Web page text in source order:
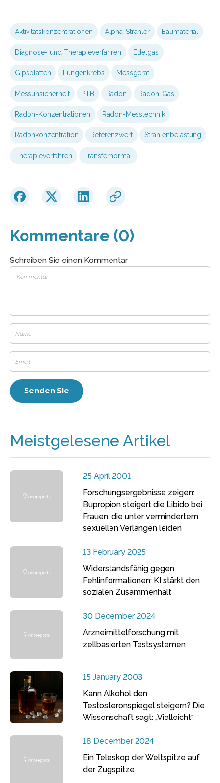
Aktivitätskonzentrationen Alpha-Strahler Baumaterial
Diagnose- und Therapieverfahren Edelgas
Gipsplatten Lungenkrebs Messgerät
Messunsicherheit PTB Radon Radon-Gas
Radon-Konzentrationen Radon-Messtechnik
Radonkonzentration Referenzwert Strahlenbelastung
Therapieverfahren Transfernormal
Kommentare (0)
Schreiben Sie einen Kommentar
Meistgelesene Artikel
25 April 2001
Forschungsergebnisse zeigen:
Bupropion steigert die Libido bei
Frauen, die unter vermindertem
sexuellen Verlangen leiden
13 February 2025
Widerstandsfähig gegen
Fehlinformationen: KI stärkt den
sozialen Zusammenhalt
30 December 2024
Arzneimittelforschung mit
zellbasierten Testsystemen
15 January 2003
Kann Alkohol den
Testosteronspiegel steigern? Die
Wissenschaft sagt: „Vielleicht“
18 December 2024
Ein Teleskop der Weltspitze auf
der Zugspitze